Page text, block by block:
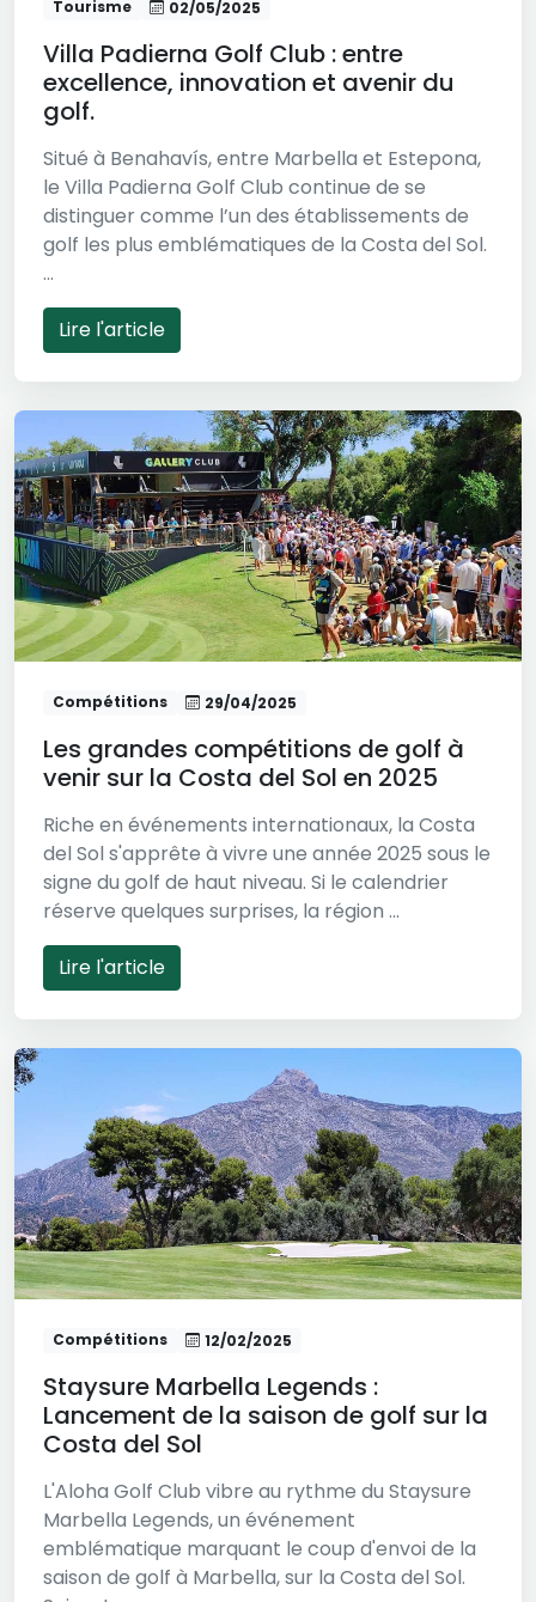
Tourisme 02/05/2025
Villa Padierna Golf Club : entre
excellence, innovation et avenir du
golf.
Situé à Benahavís, entre Marbella et Estepona,
le Villa Padierna Golf Club continue de se
distinguer comme l’un des établissements de
golf les plus emblématiques de la Costa del Sol.
...
Lire l'article
Compétitions 29/04/2025
Les grandes compétitions de golf à
venir sur la Costa del Sol en 2025
Riche en événements internationaux, la Costa
del Sol s'apprête à vivre une année 2025 sous le
signe du golf de haut niveau. Si le calendrier
réserve quelques surprises, la région ...
Lire l'article
Compétitions 12/02/2025
Staysure Marbella Legends :
Lancement de la saison de golf sur la
Costa del Sol
L'Aloha Golf Club vibre au rythme du Staysure
Marbella Legends, un événement
emblématique marquant le coup d'envoi de la
saison de golf à Marbella, sur la Costa del Sol.